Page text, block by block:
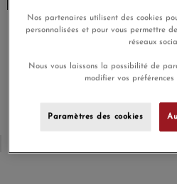
Paiement sécurisé
Nos partenaires utilisent des cookies
personnalisées et pour vous permettre
réseaux
Nous vous laissons la possibilité de
modifier vos
Paramètres des cookies